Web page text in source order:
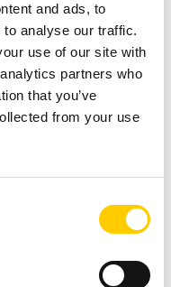
and ads, to
analyse our traffic.
use of our site with
partners who
that you’ve
from your use
in